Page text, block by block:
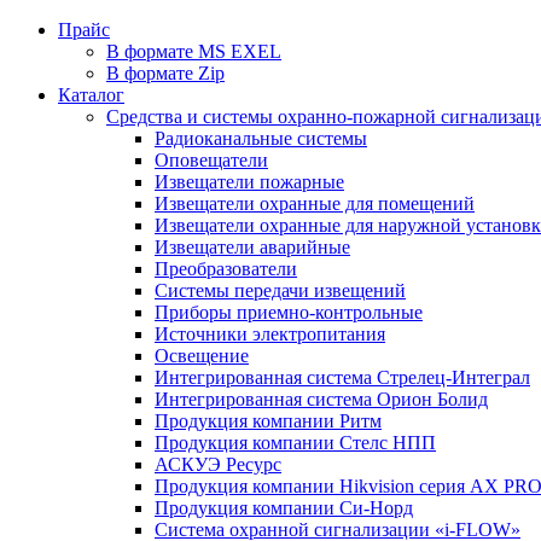
Прайс
В формате MS EXEL
В формате Zip
Каталог
Средства и системы охранно-пожарной
Радиоканальные системы
Оповещатели
Извещатели пожарные
Извещатели охранные для помещений
Извещатели охранные для наружной
Извещатели аварийные
Преобразователи
Системы передачи извещений
Приборы приемно-контрольные
Источники электропитания
Освещение
Интегрированная система Стрелец-Интеграл
Интегрированная система Орион Болид
Продукция компании Ритм
Продукция компании Стелс НПП
АСКУЭ Ресурс
Продукция компании Hikvision серия AX PRO
Продукция компании Си-Норд
Система охранной сигнализации «i-FLOW»